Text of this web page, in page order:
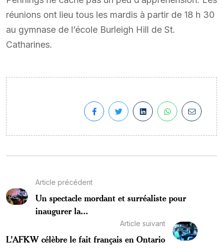
réunions ont lieu tous les mardis à partir de 18 h 30
au gymnase de l’école Burleigh Hill de St.
Catharines.
Article précédent
Un spectacle mordant et surréaliste pour
inaugurer la...
Article suivant
L’AFKW célèbre le fait français en Ontario